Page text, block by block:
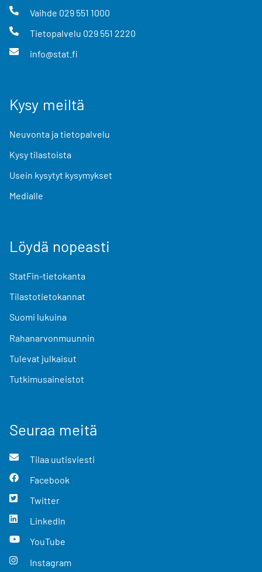
Vaihde 029 551 1000
Tietopalvelu 029 551 2220
info@stat.fi
Kysy meiltä
Neuvonta ja tietopalvelu
Kysy tilastoista
Usein kysytyt kysymykset
Medialle
Löydä nopeasti
StatFin-tietokanta
Tilastotietokannat
Suomi lukuina
Rahanarvonmuunnin
Tulevat julkaisut
Tutkimusaineistot
Seuraa meitä
Tilaa uutisviesti
Facebook
Twitter
LinkedIn
YouTube
Instagram